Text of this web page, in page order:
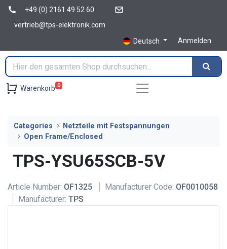
+49 (0) 2161 49 52 60
vertrieb@tps-elektronik.com
Deutsch
Anmelden
Warenkorb 0
Categories
Netzteile mit Festspannungen
Open Frame/Enclosed
TPS-YSU65SCB-5V
Article Number: OF1325 Manufacturer Code: OF0010058
Manufacturer: TPS